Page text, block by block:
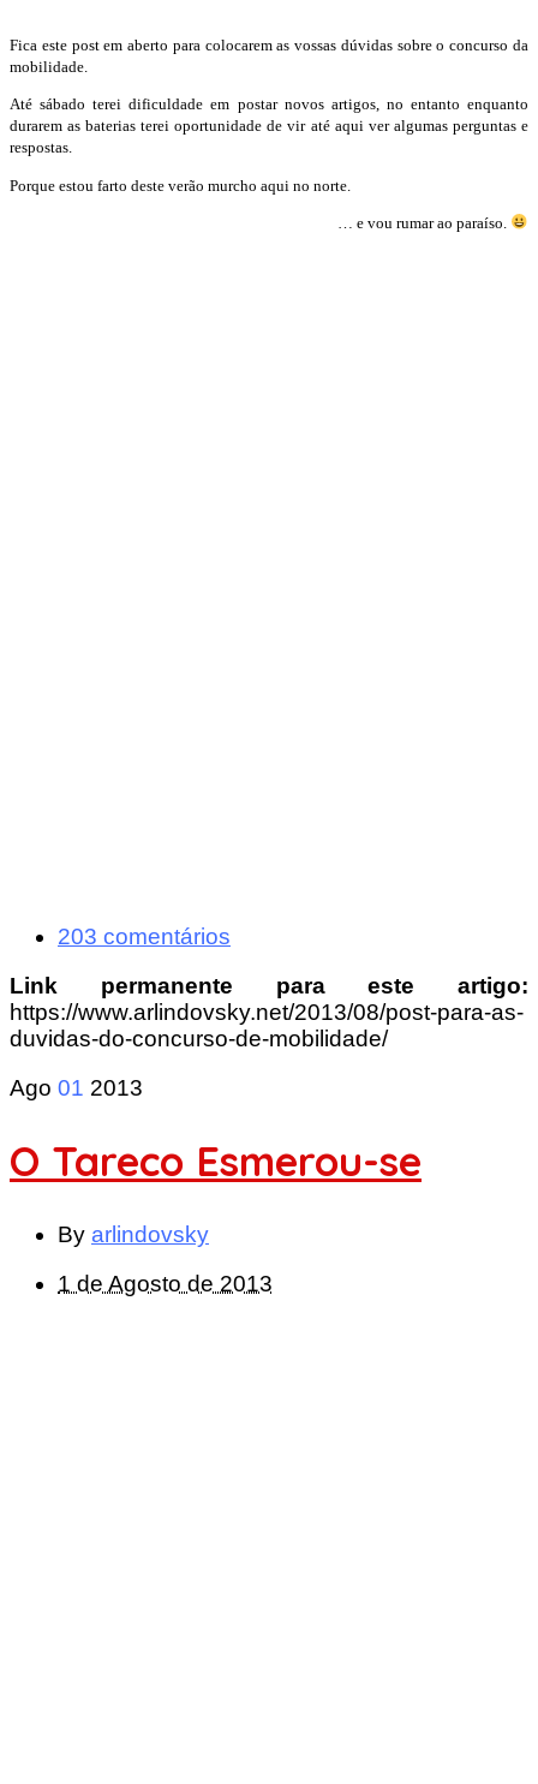
Fica este post em aberto para colocarem as vossas dúvidas sobre o concurso da
mobilidade.
Até sábado terei dificuldade em postar novos artigos, no entanto enquanto
durarem as baterias terei oportunidade de vir até aqui ver algumas perguntas e
respostas.
Porque estou farto deste verão murcho aqui no norte.
… e vou rumar ao paraíso.
203 comentários
Link permanente para este artigo:
https://www.arlindovsky.net/2013/08/post-para-as-
duvidas-do-concurso-de-mobilidade/
Ago 01 2013
O Tareco Esmerou-se
By arlindovsky
1 de Agosto de 2013